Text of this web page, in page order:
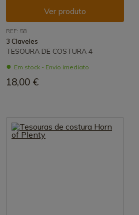
Ver produto
REF: 58
3 Claveles
TESOURA DE COSTURA 4
Em stock - Envio imediato
18,00 €